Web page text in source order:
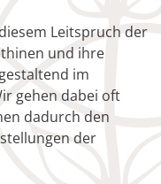
Leitspruch der
und ihre
im
gehen dabei oft
dadurch den
der